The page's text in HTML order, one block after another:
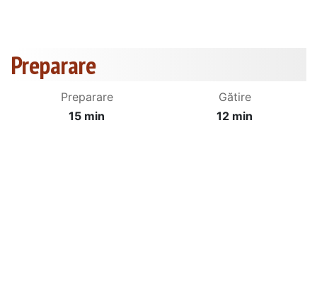
Preparare
Preparare
15 min
Gătire
12 min